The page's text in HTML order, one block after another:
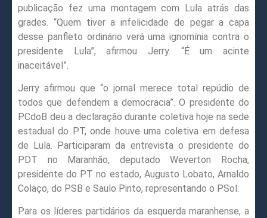
publicação fez uma montagem com Lula atrás das
grades. “Quem tiver a infelicidade de pegar a capa
desse panfleto ordinário verá uma ignomínia contra o
presidente Lula”, afirmou Jerry. “É um acinte
inaceitável”.
Jerry afirmou que “o jornal merece total repúdio de
todos que defendem a democracia”. O presidente do
PCdoB deu a declaração durante coletiva hoje na sede
estadual do PT, onde houve uma coletiva em defesa
de Lula. Participaram da entrevista o presidente do
PDT no Maranhão, deputado Weverton Rocha,
presidente do PT no estado, Augusto Lobato, Arnaldo
Colaço, do PSB e Saulo Pinto, representando o PSol.
Para os líderes partidários da esquerda maranhense, a